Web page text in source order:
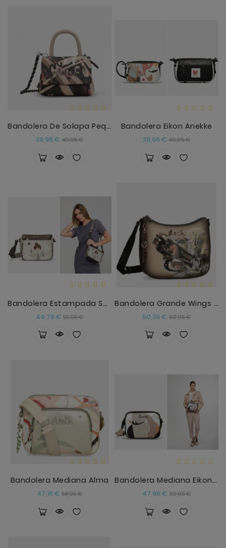
Bandolera De Solapa Pequeña Parisian Anekke
39,96 € Precio
49,95 €Precio
Bandolera Eikon Anekke
39,96 € Precio
49,95 €Precio
Bandolera Estampada Sophia Anekke
44,76 € Precio
55,95 €Precio
Bandolera Grande Wings Anekke
50,36 € Precio
62,95 €Precio
Bandolera Mediana Alma
47,16 € Precio
58,95 €Precio
Bandolera Mediana Eikon Anekke SPC
47,96 € Precio
59,95 €Precio